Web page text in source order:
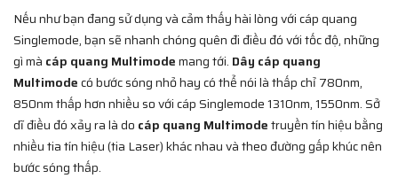
Nếu như bạn đang sử dụng và cảm thấy hài lòng với cáp quang
Singlemode, bạn sẽ nhanh chóng quên đi điều đó với tốc độ, những
gì mà cáp quang Multimodemang tới. Dây cáp quang
Multimodecó bước sóng nhỏ hay có thể nói là thấp chỉ 780nm,
850nm thấp hơn nhiều so với cáp Singlemode 1310nm, 1550nm. Sở
dĩ điều đó xảy ra là do cáp quang Multimodetruyền tín hiệu bằng
nhiều tia tín hiệu (tia Laser) khác nhau và theo đường gấp khúc nên
bước sóng thấp.